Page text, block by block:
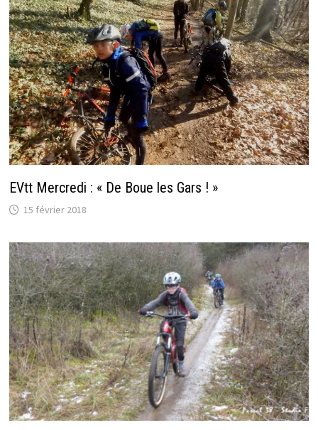
EVtt Mercredi : « De Boue les Gars ! »
15 février 2018